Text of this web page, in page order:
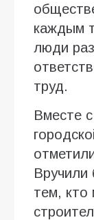
каждым
люди
труд.
Вместе
Вручили
тем, кто